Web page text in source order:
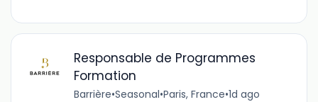
Responsable de Programmes
Formation
Barrière•Seasonal•Paris, France•1d ago